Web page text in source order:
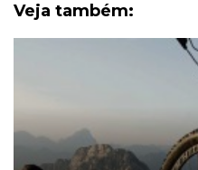
Veja também: